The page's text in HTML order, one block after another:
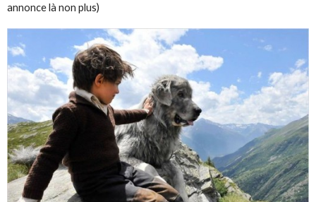
annonce là non plus)